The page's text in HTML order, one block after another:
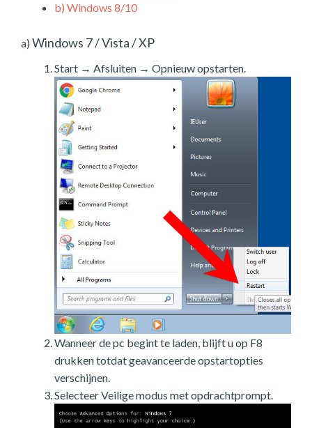
b) Windows 8/10
a) Windows 7 / Vista / XP
Start → Afsluiten → Opnieuw opstarten.
Wanneer de pc begint te laden, blijft u op F8
drukken totdat geavanceerde opstartopties
verschijnen.
Selecteer Veilige modus met opdrachtprompt.